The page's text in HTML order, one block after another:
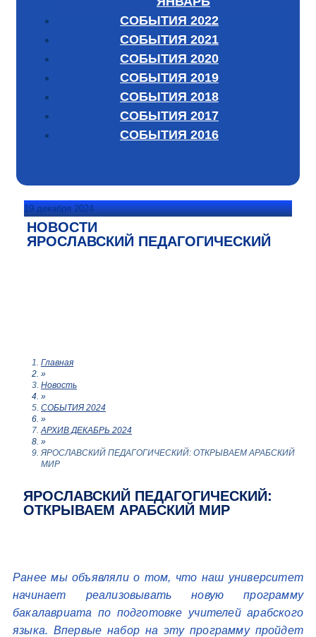
СОБЫТИЯ 2022
СОБЫТИЯ 2021
СОБЫТИЯ 2020
СОБЫТИЯ 2019
СОБЫТИЯ 2018
СОБЫТИЯ 2017
СОБЫТИЯ 2016
19 декабря 2024
НОВОСТИ
ЯРОСЛАВСКИЙ ПЕДАГОГИЧЕСКИЙ
Главная
»
Новость
»
СОБЫТИЯ 2024
»
АРХИВ ДЕКАБРЬ 2024
»
ЯРОСЛАВСКИЙ ПЕДАГОГИЧЕСКИЙ: ОТКРЫВАЕМ АРАБСКИЙ
МИР
ЯРОСЛАВСКИЙ ПЕДАГОГИЧЕСКИЙ:
ОТКРЫВАЕМ АРАБСКИЙ МИР
Ранее мы объявляли о том, что наш университет
начинает реализовывать новую программу
бакалавриата по подготовке учителей арабского
языка. Впервые набор на эту программу пройдет